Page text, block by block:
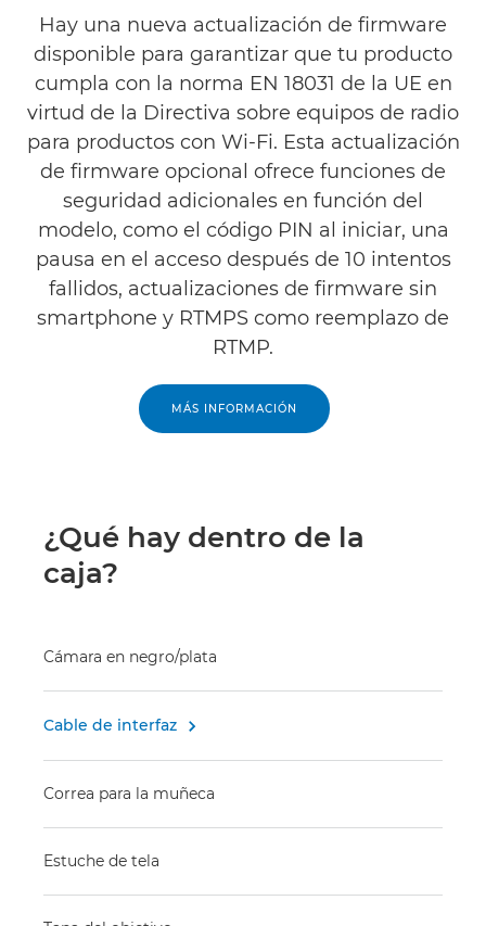
Hay una nueva actualización de firmware
disponible para garantizar que tu producto
cumpla con la norma EN 18031 de la UE en
virtud de la Directiva sobre equipos de radio
para productos con Wi-Fi. Esta actualización
de firmware opcional ofrece funciones de
seguridad adicionales en función del
modelo, como el código PIN al iniciar, una
pausa en el acceso después de 10 intentos
fallidos, actualizaciones de firmware sin
smartphone y RTMPS como reemplazo de
RTMP.
MÁS INFORMACIÓN
¿Qué hay dentro de la
caja?
Cámara en negro/plata
Cable de interfaz 
Correa para la muñeca
Estuche de tela